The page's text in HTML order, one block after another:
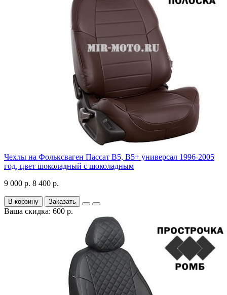
Чехлы на Фольксваген Пассат В5, В5+ универсал 1996-2005
год, цвет шоколадный с шоколадным
9 000 р. 8 400 р.
В корзину Заказать
Ваша скидка: 600 р.